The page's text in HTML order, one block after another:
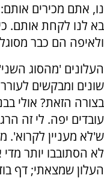
נו, אתם מכירים
בא לנו לקחת אותם.
ולאיפה הם כבר
העלונים 'מהסוג
שונים ומבקשים
בצורה הזאת? אולי
עובדים יפה. לי זה
ש'לא מעניין לקרוא'.
לא הסתובבו יותר
העלון שמצאתי; דף